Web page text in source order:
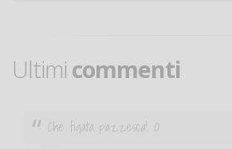
Ultimi commenti
Ciao. Sono a Treviglio da poco e